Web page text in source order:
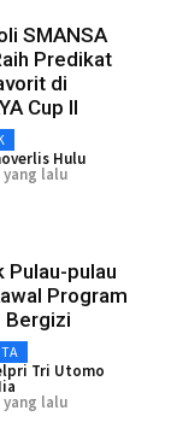
SMANSA
Predikat
di
Cup II
Hulu
yang lalu
Pulau-pulau
Program
Bergizi
Tri Utomo
yang lalu